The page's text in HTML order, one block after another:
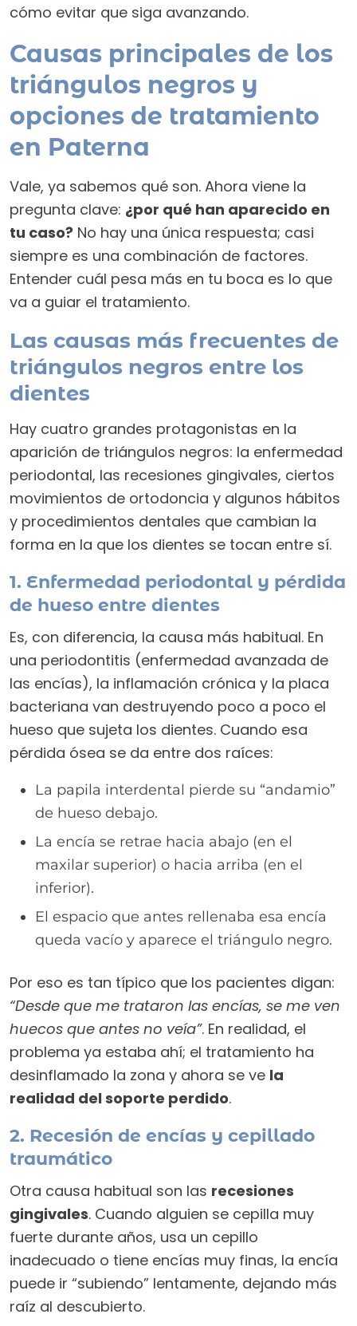
cómo evitar que siga avanzando.
Causas principales de los
triángulos negros y
opciones de tratamiento
en Paterna
Vale, ya sabemos qué son. Ahora viene la
pregunta clave: ¿por qué han aparecido en
tu caso? No hay una única respuesta; casi
siempre es una combinación de factores.
Entender cuál pesa más en tu boca es lo que
va a guiar el tratamiento.
Las causas más frecuentes de
triángulos negros entre los
dientes
Hay cuatro grandes protagonistas en la
aparición de triángulos negros: la enfermedad
periodontal, las recesiones gingivales, ciertos
movimientos de ortodoncia y algunos hábitos
y procedimientos dentales que cambian la
forma en la que los dientes se tocan entre sí.
1. Enfermedad periodontal y pérdida
de hueso entre dientes
Es, con diferencia, la causa más habitual. En
una periodontitis (enfermedad avanzada de
las encías), la inflamación crónica y la placa
bacteriana van destruyendo poco a poco el
hueso que sujeta los dientes. Cuando esa
pérdida ósea se da entre dos raíces:
La papila interdental pierde su “andamio”
de hueso debajo.
La encía se retrae hacia abajo (en el
maxilar superior) o hacia arriba (en el
inferior).
El espacio que antes rellenaba esa encía
queda vacío y aparece el triángulo negro.
Por eso es tan típico que los pacientes digan:
“Desde que me trataron las encías, se me ven
huecos que antes no veía”. En realidad, el
problema ya estaba ahí; el tratamiento ha
desinflamado la zona y ahora se ve la
realidad del soporte perdido.
2. Recesión de encías y cepillado
traumático
Otra causa habitual son las recesiones
gingivales. Cuando alguien se cepilla muy
fuerte durante años, usa un cepillo
inadecuado o tiene encías muy finas, la encía
puede ir “subiendo” lentamente, dejando más
raíz al descubierto.